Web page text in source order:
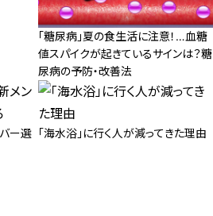
「糖尿病」夏の食生活に注意！…血糖
値スパイクが起きているサインは？糖
尿病の予防・改善法
ー選 「海水浴」に行く人が減ってきた理由